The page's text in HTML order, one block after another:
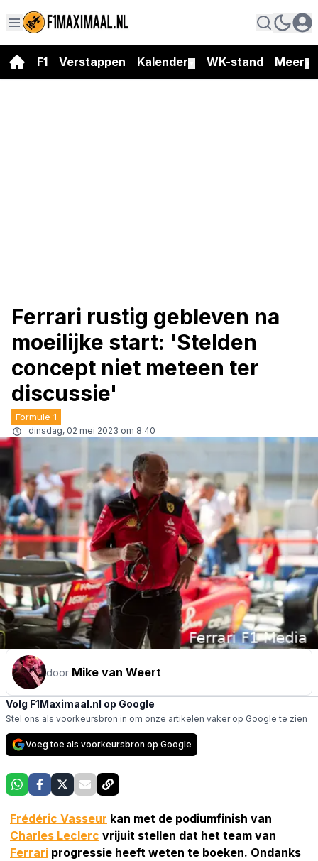
F1 Verstappen Kalender WK-stand Meer
Ferrari rustig gebleven na
moeilijke start: 'Stelden
concept niet meteen ter
discussie'
Formule 1
dinsdag, 02 mei 2023 om 8:40
door Mike van Weert
Volg F1Maximaal.nl op Google
Stel ons als voorkeursbron in om onze artikelen vaker op Google te zien
Voeg toe als voorkeursbron op Google
Frédéric Vasseur kan met de podiumfinish van
Charles Leclerc vrijuit stellen dat het team van
Ferrari progressie heeft weten te boeken. Ondanks